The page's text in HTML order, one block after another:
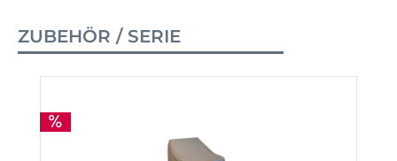
ZUBEHÖR / SERIE